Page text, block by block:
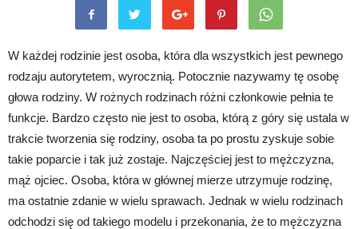
W każdej rodzinie jest osoba, która dla wszystkich jest pewnego
rodzaju autorytetem, wyrocznią. Potocznie nazywamy tę osobę
głowa rodziny. W rożnych rodzinach różni członkowie pełnia te
funkcje. Bardzo często nie jest to osoba, którą z góry się ustala w
trakcie tworzenia się rodziny, osoba ta po prostu zyskuje sobie
takie poparcie i tak już zostaje. Najczęściej jest to mężczyzna,
mąż ojciec. Osoba, która w głównej mierze utrzymuje rodzinę,
ma ostatnie zdanie w wielu sprawach. Jednak w wielu rodzinach
odchodzi się od takiego modelu i przekonania, że to mężczyzna